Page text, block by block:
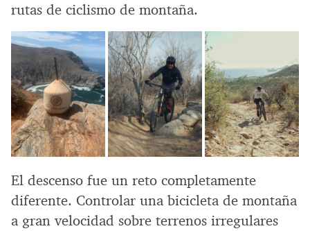
rutas de ciclismo de montaña.
El descenso fue un reto completamente
diferente. Controlar una bicicleta de montaña
a gran velocidad sobre terrenos irregulares